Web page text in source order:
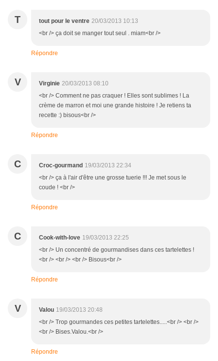
T tout pour le ventre 20/03/2013 10:13
<br /> ça doit se manger tout seul . miam<br />
Répondre
V Virginie 20/03/2013 08:10
<br /> Comment ne pas craquer ! Elles sont sublimes ! La
crème de marron et moi une grande histoire ! Je retiens ta
recette :) bisous<br />
Répondre
C Croc-gourmand 19/03/2013 22:34
<br /> ça à l'air d'être une grosse tuerie !!! Je met sous le
coude ! <br />
Répondre
C Cook-with-love 19/03/2013 22:25
<br /> Un concentré de gourmandises dans ces tartelettes !
<br /> <br /> <br /> Bisous<br />
Répondre
V Valou 19/03/2013 20:48
<br /> Trop gourmandes ces petites tartelettes.....<br /> <br />
<br /> Bises.Valou.<br />
Répondre